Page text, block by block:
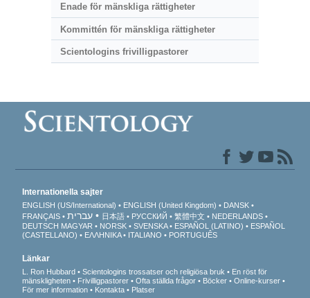
Enade för mänskliga rättigheter
Kommittén för mänskliga rättigheter
Scientologins frivilligpastorer
Internationella sajter
ENGLISH (US/International) ENGLISH (United Kingdom)
DANSK
FRANÇAIS
עברית 日本語 РУССКИЙ 繁體中文
NEDERLANDS
DEUTSCH MAGYAR NORSK SVENSKA ESPAÑOL (LATINO)
ESPAÑOL
(CASTELLANO)
ΕΛΛΗΝΙΚA ITALIANO PORTUGUÊS
Länkar
L. Ron Hubbard Scientologins trossatser och religiösa bruk
En röst för
mänskligheten
Frivilligpastorer Ofta ställda frågor Böcker
Online-kurser
För mer information
Kontakta Platser